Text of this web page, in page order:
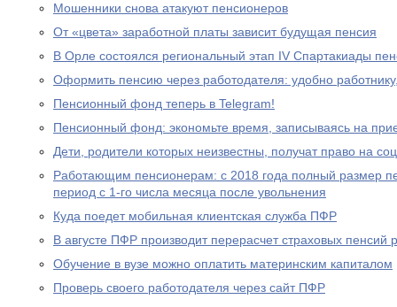
Мошенники снова атакуют пенсионеров
От «цвета» заработной платы зависит будущая пенсия
В Орле состоялся региональный этап IV Спартакиады
Оформить пенсию через работодателя: удобно
Пенсионный фонд теперь в Telegram!
Пенсионный фонд: экономьте время, записываясь на
Дети, родители которых неизвестны, получат право на
Работающим пенсионерам: с 2018 года полный размер
период с 1-го числа месяца после увольнения
Куда поедет мобильная клиентская служба ПФР
В августе ПФР производит перерасчет страховых
Обучение в вузе можно оплатить материнским капиталом
Проверь своего работодателя через сайт ПФР